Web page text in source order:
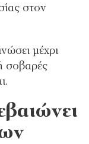
στον
μέχρι
σοβαρές